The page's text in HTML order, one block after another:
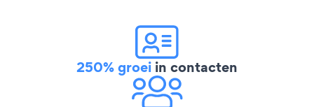
250% groei in contacten